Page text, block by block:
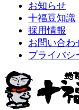
お知らせ
十福豆知識
採用情報
お問い合わ
プライバシ